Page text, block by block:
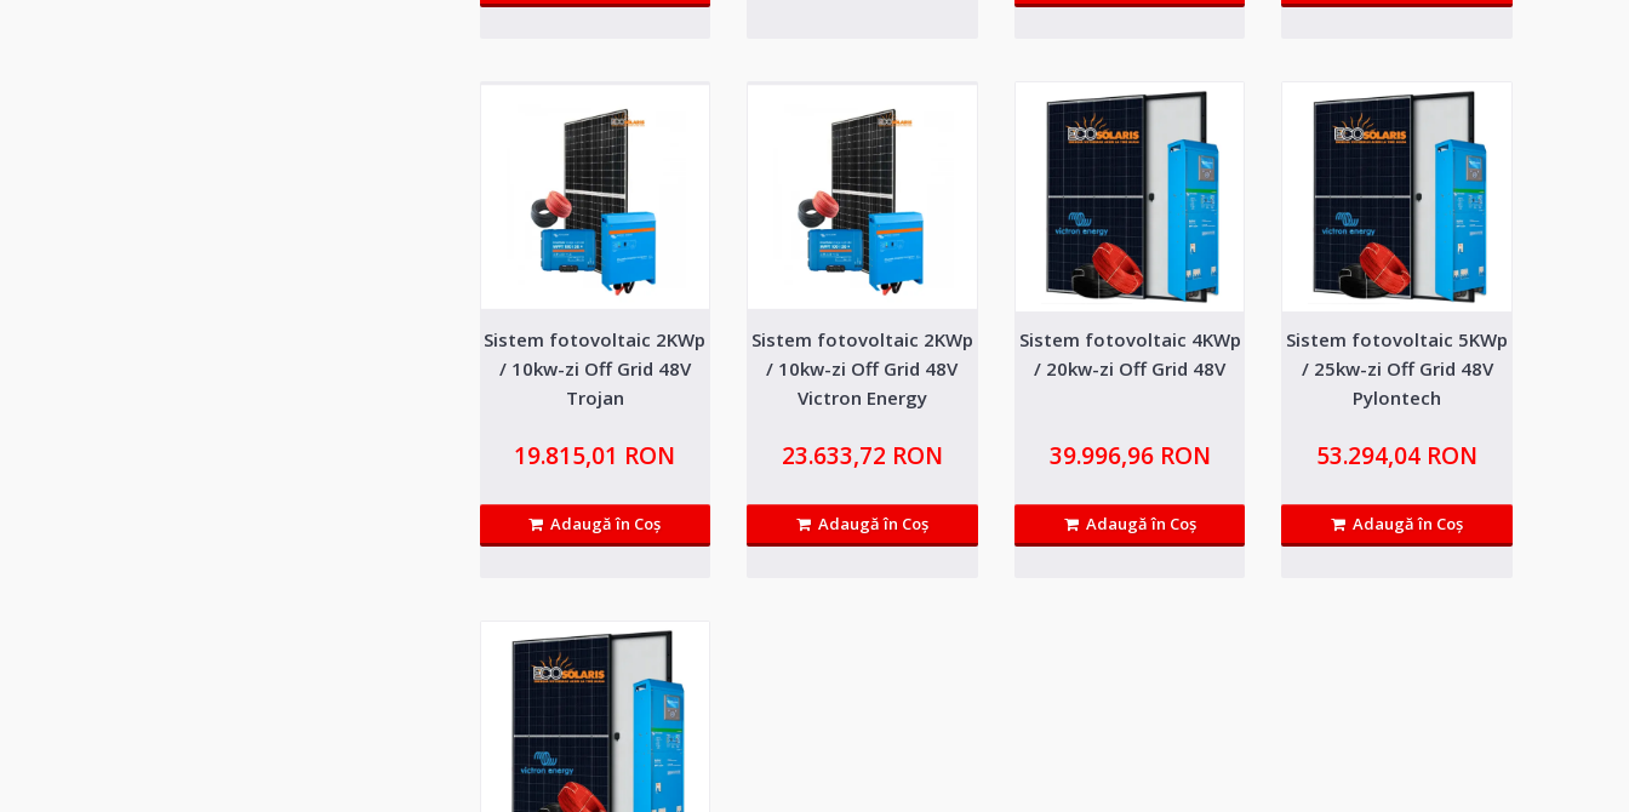
Energy + acumulator lifepo4 45kwh
Kit-ul contine echipamente profesionale de ultima generatie cu 5 ani garantie si
service in Romania...
Adaugă in Wishlist
Compară produsul
Kit solar fotovoltaic trifazat 30kw Victron
Energy + acumulator lifepo4 30kwh
service in Romania...
61.484,99 RON
Sistem fotovoltaic 2KWp
/ 10kw-zi Off Grid 48V
Trojan
19.815,01 RON
Adaugă în Coş
Sistem fotovoltaic 2KWp
/ 10kw-zi Off Grid 48V
Victron Energy
23.633,72 RON
Adaugă în Coş
Sistem fotovoltaic 4KWp
/ 20kw-zi Off Grid 48V
39.996,96 RON
Adaugă în Coş
Sistem fotovoltaic 5KWp
/ 25kw-zi Off Grid 48V
Pylontech
53.294,04 RON
Adaugă în Coş